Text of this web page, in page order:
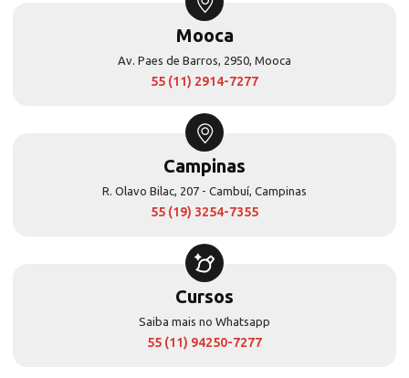
Mooca
Av. Paes de Barros, 2950, Mooca
55 (11) 2914-7277
Campinas
R. Olavo Bilac, 207 - Cambuí, Campinas
55 (19) 3254-7355
Cursos
Saiba mais no Whatsapp
55 (11) 94250-7277